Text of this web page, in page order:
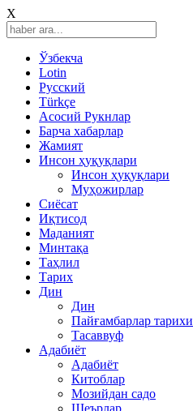
X
Ўзбекча
Lotin
Русский
Türkçe
Асосий Рукнлар
Барча хабарлар
Жамият
Инсон ҳуқуқлари
Инсон ҳуқуқлари
Муҳожирлар
Сиёсат
Иқтисод
Mаданият
Минтақа
Таҳлил
Тарих
Дин
Дин
Пайғамбарлар тарихи
Тасаввуф
Адабиёт
Адабиёт
Китоблар
Мозийдан садо
Шеърлар